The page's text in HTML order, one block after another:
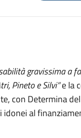
gravissima a
Pineto e Silvi”e la
con Determina
al